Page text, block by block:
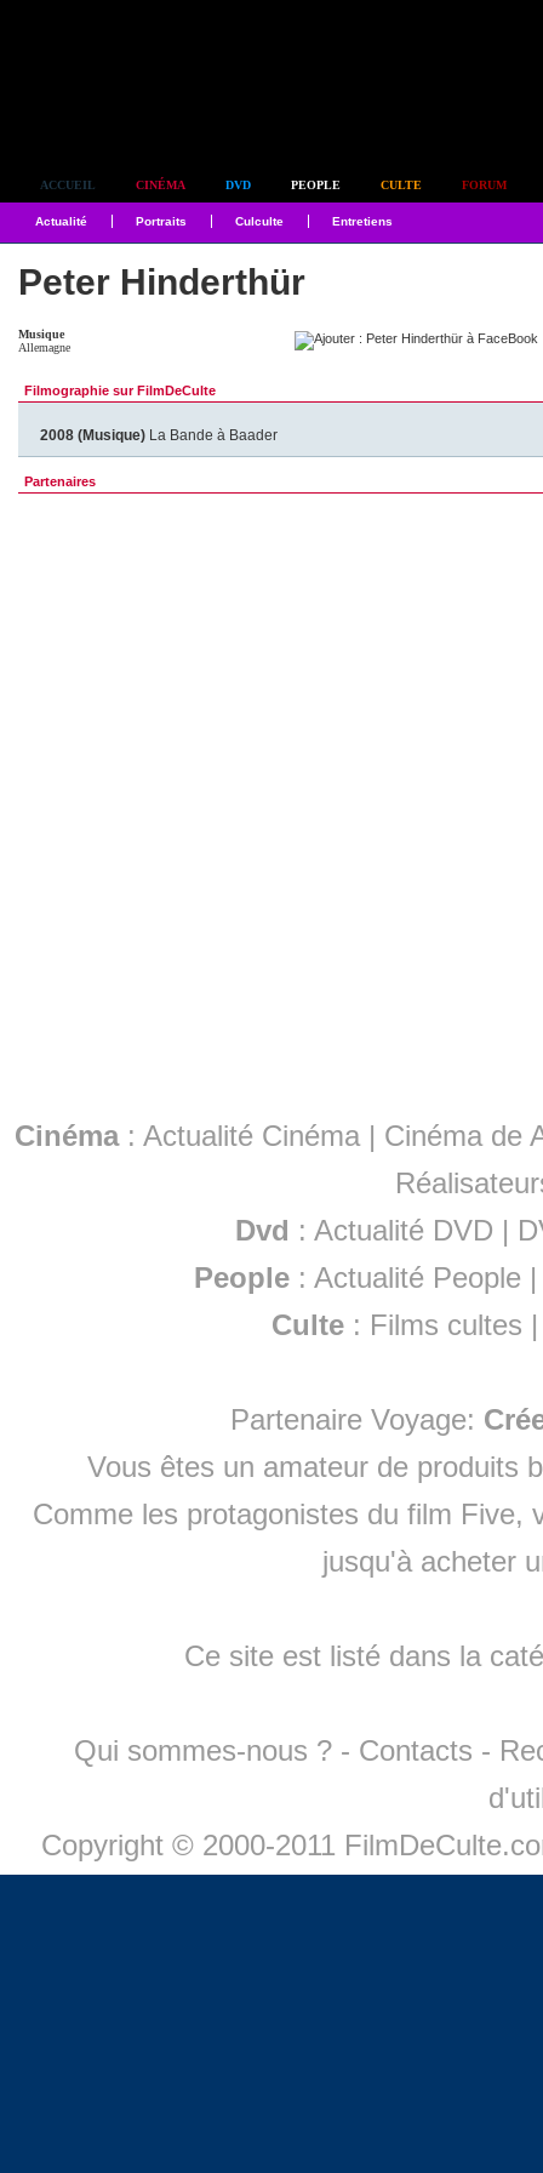
ACCUEIL CINÉMA DVD PEOPLE CULTE FORUM
Actualité Portraits Culculte Entretiens
Peter Hinderthür
Musique
Allemagne
Filmographie sur FilmDeCulte
2008 (Musique) La Bande à Baader
Partenaires
Cinéma: Actualité Cinéma | Cinéma de
Dvd : Actualité DVD |
People :Actualité People
Culte : Films cultes
Partenaire Voyage:
Vous êtes un amateur de produits
Comme les protagonistes du film Five,
jusqu'à acheter
Ce site est listé dans la
Qui sommes-nous ? - Contacts -
Copyright © 2000-2011